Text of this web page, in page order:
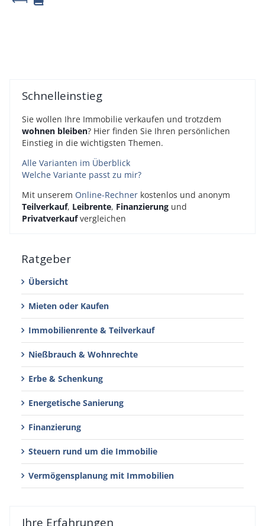
Schnelleinstieg
Sie wollen Ihre Immobilie verkaufen und trotzdem
wohnen bleiben? Hier finden Sie Ihren persönlichen
Einstieg in die wichtigsten Themen.
Alle Varianten im Überblick
Welche Variante passt zu mir?
Mit unserem Online-Rechner kostenlos und anonym
Teilverkauf, Leibrente, Finanzierung und
Privatverkaufvergleichen
Ratgeber
Übersicht
Mieten oder Kaufen
Immobilienrente & Teilverkauf
Nießbrauch & Wohnrechte
Erbe & Schenkung
Energetische Sanierung
Finanzierung
Steuern rund um die Immobilie
Vermögensplanung mit Immobilien
Ihre Erfahrungen